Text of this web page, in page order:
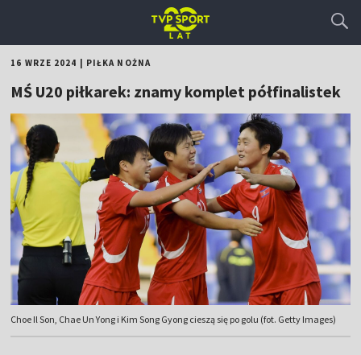
16 WRZE 2024 PIŁKA NOŻNA
MŚ U20 piłkarek: znamy komplet półfinalistek
Choe Il Son, Chae Un Yong i Kim Song Gyong cieszą się po golu (fot. Getty Images)